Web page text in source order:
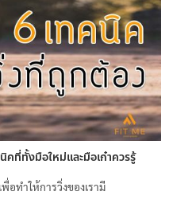
คที่ทั้งมือใหม่และมือเก๋าควรรู้
อทำให้การวิ่งของเรามี